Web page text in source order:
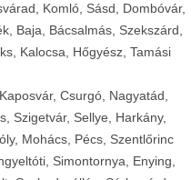
keszites.co
erősítési módszerek
Google Ads és Meta
kampánykezelés.
hirdetési költségvetését
aikampany.hu
automatizálás
Dagasztógép +
ipari dagasztógépek és
gépek pékségek és
konyhák számára.
megbízható
Szeletelőgép+
sajtszeletelő gépek
Komló, Sásd, Dombóvár,
Baja, Bácsalmás, Szekszárd,
Kalocsa, Hőgyész, Tamási
Csurgó, Nagyatád,
Szigetvár, Sellye, Harkány,
Mohács, Pécs, Szentlőrinc
Simontornya, Enying,